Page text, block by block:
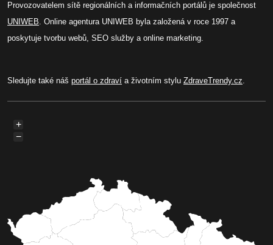
Provozovatelem sítě regionálních a informačních portálů je společnost
UNIWEB. Online agentura UNIWEB byla založená v roce 1997 a
poskytuje tvorbu webů, SEO služby a online marketing.
Sledujte také náš portál o zdraví a životním stylu ZdraveTrendy.cz.
+
−